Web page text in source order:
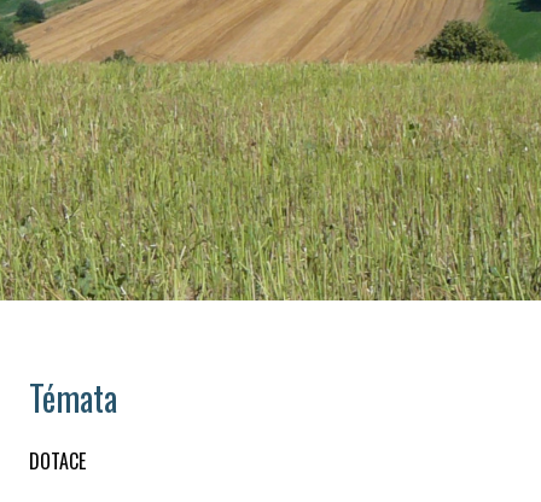
Témata
DOTACE